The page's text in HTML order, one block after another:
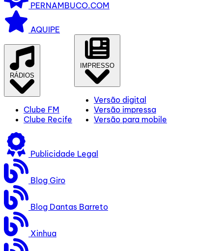
PERNAMBUCO.COM
AQUIPE
RÁDIOS
Clube FM
Clube Recife
IMPRESSO
Versão digital
Versão impressa
Versão para mobile
Publicidade Legal
Blog Giro
Blog Dantas Barreto
Xinhua